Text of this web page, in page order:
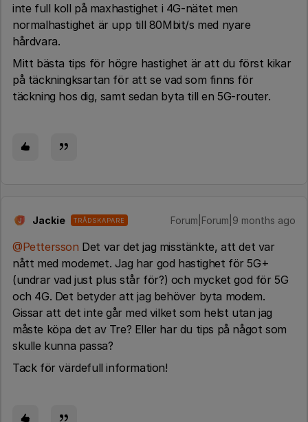
inte full koll på maxhastighet i 4G-nätet men
normalhastighet är upp till 80Mbit/s med nyare
hårdvara.
Mitt bästa tips för högre hastighet är att du först kikar
på täckningksartan för att se vad som finns för
täckning hos dig, samt sedan byta till en 5G-router.
J Jackie TRÅDSKAPARE Forum|Forum|9 months ago
@Pettersson Det var det jag misstänkte, att det var
nått med modemet. Jag har god hastighet för 5G+
(undrar vad just plus står för?) och mycket god för 5G
och 4G. Det betyder att jag behöver byta modem.
Gissar att det inte går med vilket som helst utan jag
måste köpa det av Tre? Eller har du tips på något som
skulle kunna passa?
Tack för värdefull information!